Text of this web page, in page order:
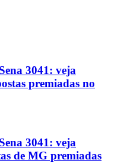
3041: veja
premiadas no
3041: veja
de MG premiadas